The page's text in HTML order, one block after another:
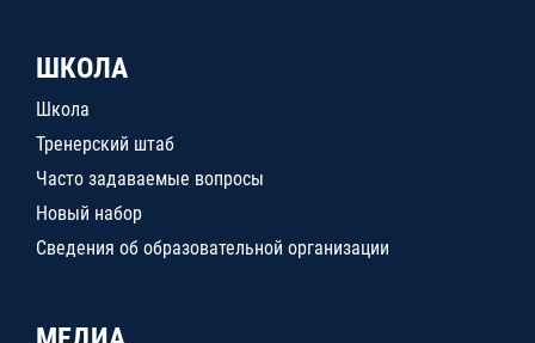
ШКОЛА
Школа
Тренерский штаб
Часто задаваемые вопросы
Новый набор
Сведения об образовательной организации